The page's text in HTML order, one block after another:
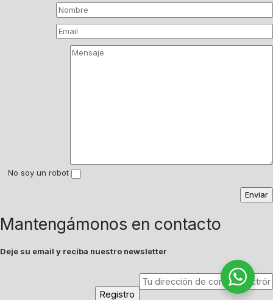
No soy un robot
Mantengámonos en contacto
Deje su email y reciba nuestro newsletter